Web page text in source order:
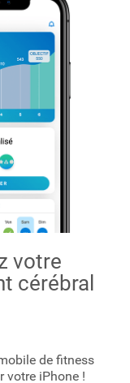
votre
cérébral
de fitness
votre iPhone !